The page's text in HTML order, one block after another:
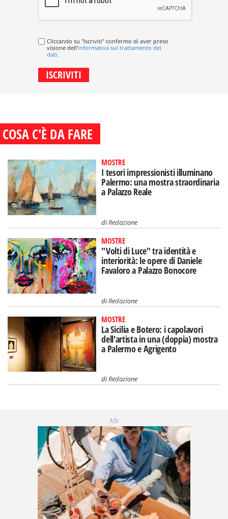
Cliccando su "Iscriviti" confermo di aver preso
visione dell'informativa sul trattamento dei
dati.
COSA C'È DA FARE
MOSTRE
I tesori impressionisti illuminano
Palermo: una mostra straordinaria
a Palazzo Reale
diRedazione
MOSTRE
"Volti di Luce" tra identità e
interiorità: le opere di Daniele
Favaloro a Palazzo Bonocore
diRedazione
MOSTRE
La Sicilia e Botero: i capolavori
dell'artista in una (doppia) mostra
a Palermo e Agrigento
diRedazione
Adv